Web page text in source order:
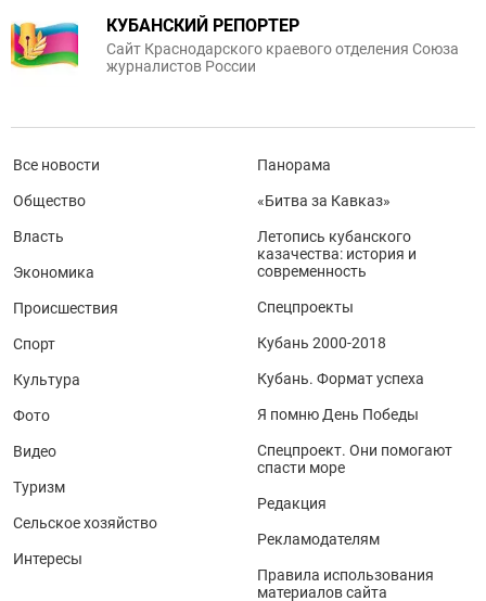
КУБАНСКИЙ РЕПОРТЕР
Сайт Краснодарского краевого отделения Союза
журналистов России
Все новости
Общество
Власть
Экономика
Происшествия
Спорт
Культура
Фото
Видео
Туризм
Сельское хозяйство
Интересы
Панорама
«Битва за Кавказ»
Летопись кубанского
казачества: история и
современность
Спецпроекты
Кубань 2000-2018
Кубань. Формат успеха
Я помню День Победы
Спецпроект. Они помогают
спасти море
Редакция
Рекламодателям
Правила использования
материалов сайта